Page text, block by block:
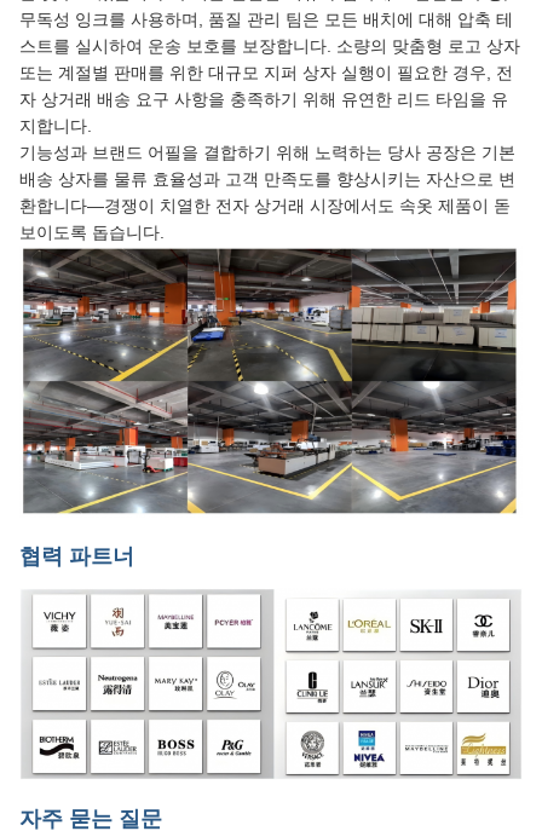
무독성 잉크를 사용하며, 품질 관리 팀은 모든 배치에 대해 압축 테
스트를 실시하여 운송 보호를 보장합니다. 소량의 맞춤형 로고 상자
또는 계절별 판매를 위한 대규모 지퍼 상자 실행이 필요한 경우, 전
자 상거래 배송 요구 사항을 충족하기 위해 유연한 리드 타임을 유
지합니다.
기능성과 브랜드 어필을 결합하기 위해 노력하는 당사 공장은 기본
배송 상자를 물류 효율성과 고객 만족도를 향상시키는 자산으로 변
환합니다—경쟁이 치열한 전자 상거래 시장에서도 속옷 제품이 돋
보이도록 돕습니다.
협력 파트너
자주 묻는 질문